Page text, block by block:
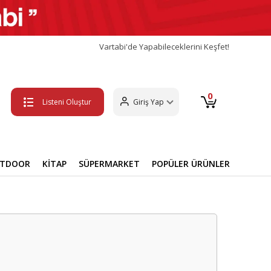
Vartabi'de Yapabileceklerini Keşfet!
Listeni Oluştur Giriş Yap 0
KİTAP SÜPERMARKET POPÜLER ÜRÜNLER